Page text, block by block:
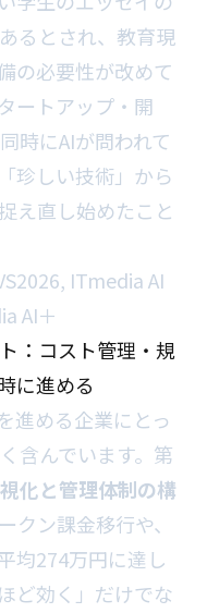
るとされ、教育現
の必要性が改めて
ートアップ・開
時にAIが問われて
珍しい技術」から
え直し始めたこと
, ITmedia AI
AI＋
：コスト管理・規
に進める
進める企業にとっ
含んでいます。第
化と管理体制の構
ン課金移行や、
均274万円に達し
ど効く」だけでな